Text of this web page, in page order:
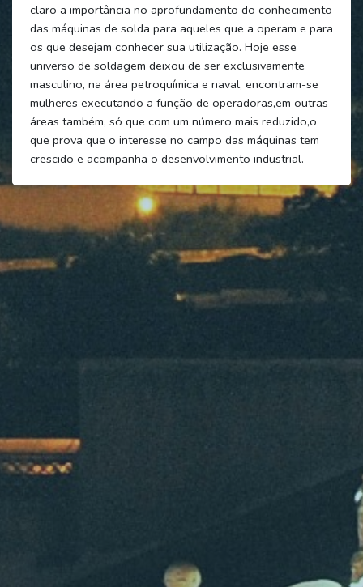
claro a importância no aprofundamento do conhecimento
das máquinas de solda para aqueles que a operam e para
os que desejam conhecer sua utilização. Hoje esse
universo de soldagem deixou de ser exclusivamente
masculino, na área petroquímica e naval, encontram-se
mulheres executando a função de operadoras,em outras
áreas também, só que com um número mais reduzido,o
que prova que o interesse no campo das máquinas tem
crescido e acompanha o desenvolvimento industrial.